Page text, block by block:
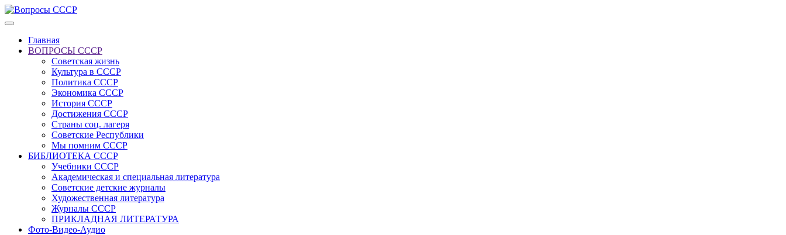
Главная
ВОПРОСЫ СССР
Советская жизнь
Культура в СССР
Политика СССР
Экономика СССР
История СССР
Достижения СССР
Страны соц. лагеря
Советские Республики
Мы помним СССР
БИБЛИОТЕКА СССР
Учебники СССР
Академическая и специальная литература
Советские детские журналы
Художественная литература
Журналы СССР
ПРИКЛАДНАЯ ЛИТЕРАТУРА
Фото-Видео-Аудио